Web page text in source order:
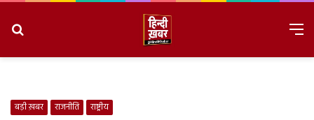
बड़ी ख़बर राजनीति राष्ट्रीय